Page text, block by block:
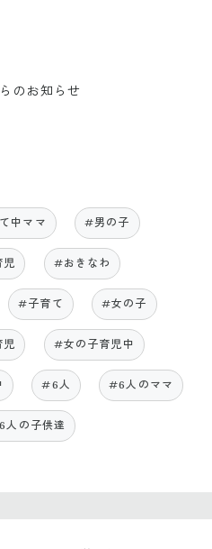
のお知らせ
中ママ #男の子
児 #おきなわ
#子育て #女の子
児 #女の子育児中
#6人 #6人のママ
人の子供達